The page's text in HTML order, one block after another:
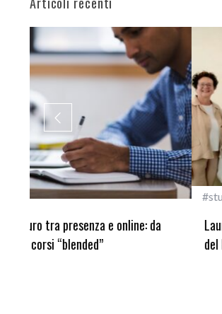
#studentiunifi
Laureata Unifi premiata nella
del Premio “Giancarlo Guasti”